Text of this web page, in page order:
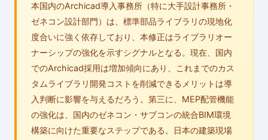
本国内のArchicad導入事務所（特に大手設計事務所・
ゼネコン設計部門）は、標準部品ライブラリの現地化
度合いに強く依存しており、本修正はライブラリオー
ナーシップの強化を示すシグナルとなる。現在、国内
でのArchicad採用は増加傾向にあり、これまでのカス
タムライブラリ開発コストを削減できるメリットは導
入判断に影響を与えるだろう。第三に、MEP配管機能
の強化は、国内のゼネコン・サブコンの統合BIM環境
構築に向けた重要なステップである。日本の建築現場